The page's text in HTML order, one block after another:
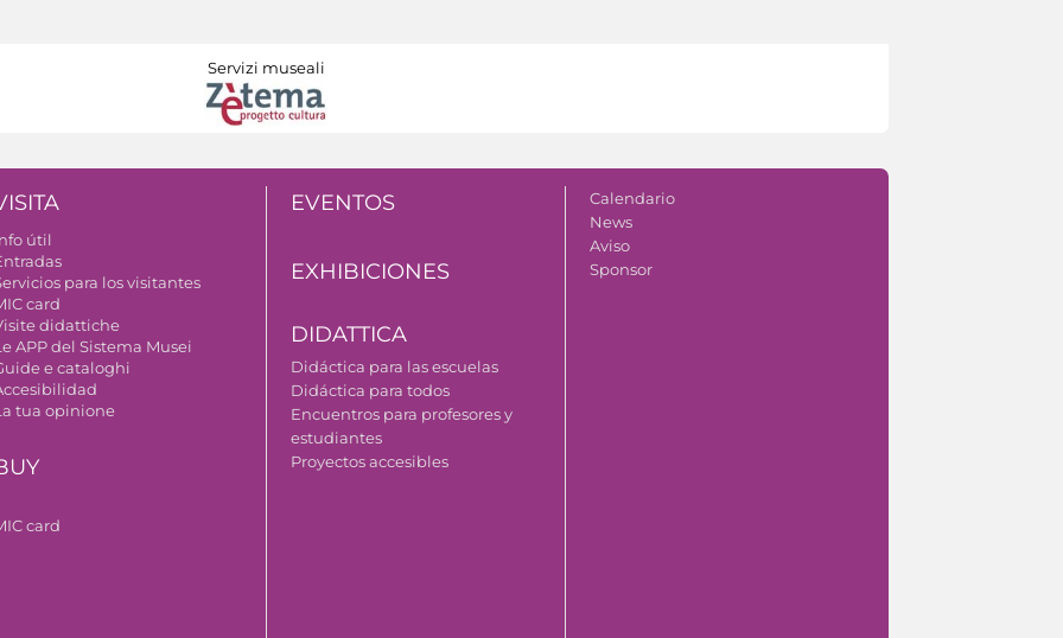
Servizi museali
útil
para los visitantes
card
didattiche
APP del Sistema Musei
e cataloghi
tua opinione
card
EVENTOS
EXHIBICIONES
DIDATTICA
Didáctica para las escuelas
Didáctica para todos
Encuentros para profesores y
estudiantes
Proyectos accesibles
Calendario
News
Aviso
Sponsor